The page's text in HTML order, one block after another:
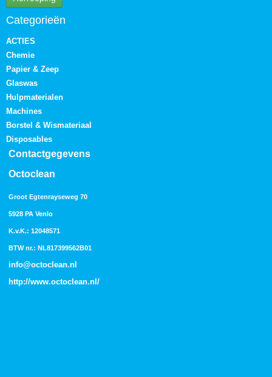
Categorieën
ACTIES
Chemie
Papier & Zeep
Glaswas
Hulpmaterialen
Machines
Borstel & Wismateriaal
Disposables
Contactgegevens
Octoclean
Groot Egtenrayseweg 70
5928 PA Venlo
K.v.K.: 12048571
BTW nr.: NL817399562B01
info@octoclean.nl
http://www.octoclean.nl /